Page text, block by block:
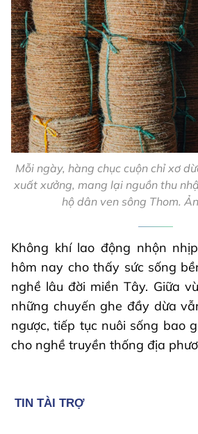
Mỗi ngày, hàng chục cuộn chỉ xơ
xuất xưởng, mang lại nguồn thu
hộ dân ven sông Thom.
Không khí lao động nhộn
hôm nay cho thấy sức sống
nghề lâu đời miền Tây. Giữa
những chuyến ghe đầy dừa
ngược, tiếp tục nuôi sống bao
cho nghề truyền thống địa